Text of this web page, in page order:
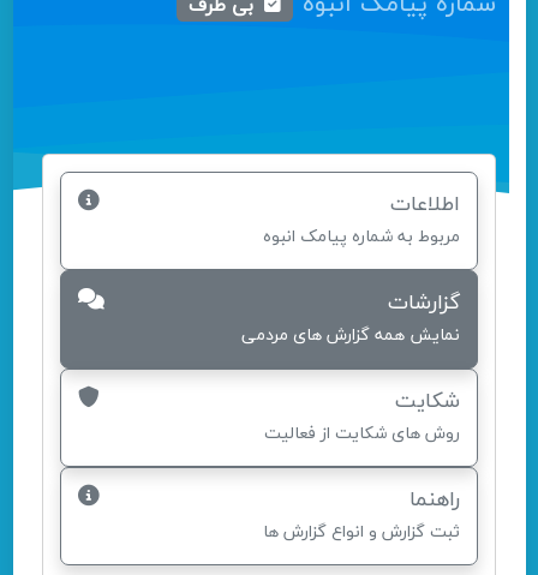
بی طرف
اطلاعات
مربوط به شماره پیامک انبوه
گزارشات
نمایش همه گزارش های مردمی
شکایت
روش های شکایت از فعالیت
راهنما
ثبت گزارش و انواع گزارش ها